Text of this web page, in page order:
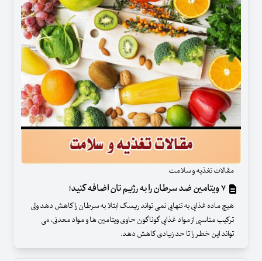
مقالات تغذیه و سلامت
هیچ ماده غذایی به تنهایی نمی تواند ریسک ابتلا به سرطان را کاهش دهد ولی
ترکیب مناسبی از مواد غذایی گوناگون حاوی ویتامین ها و مواد معدنی، می
تواند این خطر را تا حد زیادی کاهش دهد.